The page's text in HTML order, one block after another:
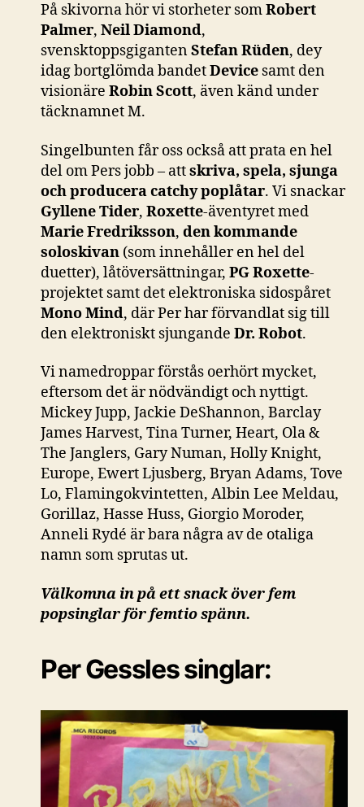
På skivorna hör vi storheter somRobert
Palmer, Neil Diamond,
svensktoppsgigantenStefan Rüden, dey
idag bortglömda bandetDevice samt den
visionäre Robin Scott, även känd under
täcknamnet M.
Singelbunten får oss också att prata en hel
del om Pers jobb – attskriva, spela, sjunga
och producera catchy poplåtar. Vi snackar
Gyllene Tider, Roxette-äventyret med
Marie Fredriksson, den kommande
soloskivan (som innehåller en hel del
duetter), låtöversättningar, PG Roxette-
projektet samt det elektroniska sidospåret
Mono Mind, där Per har förvandlat sig till
den elektroniskt sjungande Dr. Robot.
Vi namedroppar förstås oerhört mycket,
eftersom det är nödvändigt och nyttigt.
Mickey Jupp, Jackie DeShannon, Barclay
James Harvest, Tina Turner, Heart, Ola &
The Janglers, Gary Numan, Holly Knight,
Europe, Ewert Ljusberg, Bryan Adams, Tove
Lo, Flamingokvintetten, Albin Lee Meldau,
Gorillaz, Hasse Huss, Giorgio Moroder,
Anneli Rydé är bara några av de otaliga
namn som sprutas ut.
Välkomna in på ett snack över fem
popsinglar för femtio spänn.
Per Gessles singlar: